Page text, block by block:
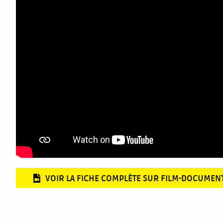
VOIR LA FICHE COMPLÈTE SUR FILM-